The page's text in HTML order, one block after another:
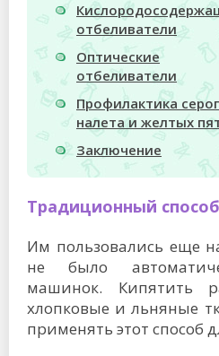
отбеливатели
Оптические
отбеливатели
Профилактика
налета и желтых
Заключение
Традиционный
Им пользовались еще
не было
машинок. Кипятить
хлопковые и льняные
применять этот способ